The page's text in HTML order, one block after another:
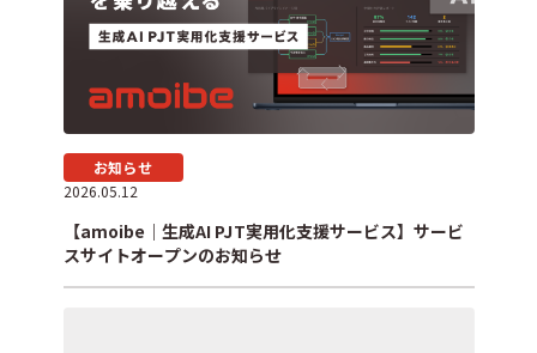
お知らせ
2026.05.12
【amoibe｜生成AI PJT実用化支援サービス】サービ
スサイトオープンのお知らせ